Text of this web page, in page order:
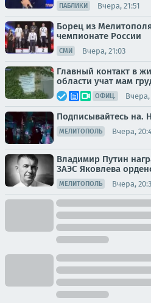
ПАБЛИКИ Вчера, 21:51
Борец из
чемпионате России
СМИ Вчера, 21:03
Главный контакт в
области учат мам
ОФИЦ. Вчера,
Подписывайтесь
МЕЛИТОПОЛЬ Вчера,
Владимир Путин
ЗАЭС Яковлева
МЕЛИТОПОЛЬ Вчера,